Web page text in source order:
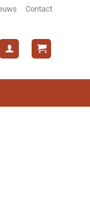
Contact